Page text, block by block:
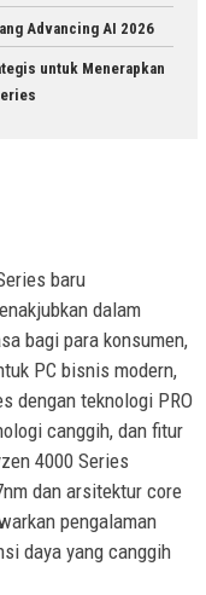
Advancing AI 2026
untuk Menerapkan
baru
dalam
bagi para konsumen,
PC bisnis modern,
dengan teknologi PRO
canggih, dan fitur
4000 Series
dan arsitektur core
pengalaman
daya yang canggih